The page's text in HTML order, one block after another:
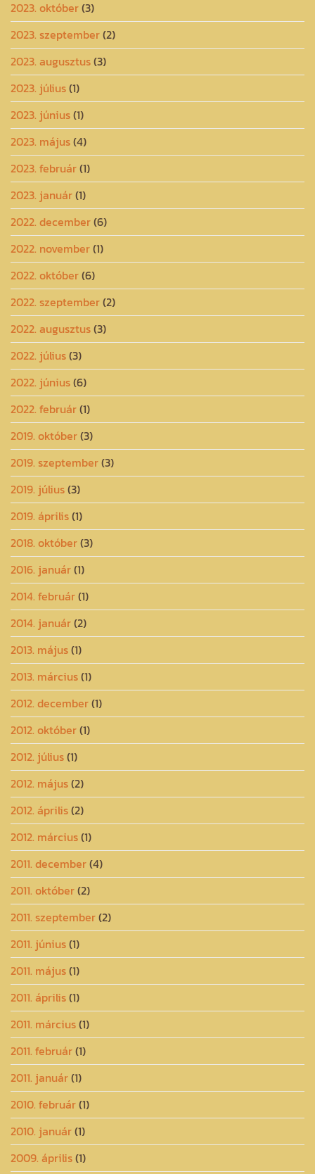
2023. október(3)
2023. szeptember(2)
2023. augusztus(3)
2023. július(1)
2023. június(1)
2023. május(4)
2023. február(1)
2023. január(1)
2022. december(6)
2022. november(1)
2022. október(6)
2022. szeptember(2)
2022. augusztus(3)
2022. július(3)
2022. június(6)
2022. február(1)
2019. október(3)
2019. szeptember(3)
2019. július(3)
2019. április(1)
2018. október(3)
2016. január(1)
2014. február(1)
2014. január(2)
2013. május(1)
2013. március(1)
2012. december(1)
2012. október(1)
2012. július(1)
2012. május(2)
2012. április(2)
2012. március(1)
2011. december(4)
2011. október(2)
2011. szeptember(2)
2011. június(1)
2011. május(1)
2011. április(1)
2011. március(1)
2011. február(1)
2011. január(1)
2010. február(1)
2010. január(1)
2009. április(1)